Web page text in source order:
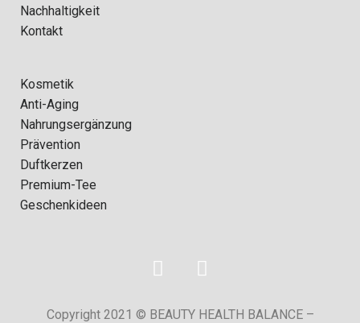
Nachhaltigkeit
Kontakt
Kosmetik
Anti-Aging
Nahrungsergänzung
Prävention
Duftkerzen
Premium-Tee
Geschenkideen
Copyright 2021 © BEAUTY HEALTH BALANCE –